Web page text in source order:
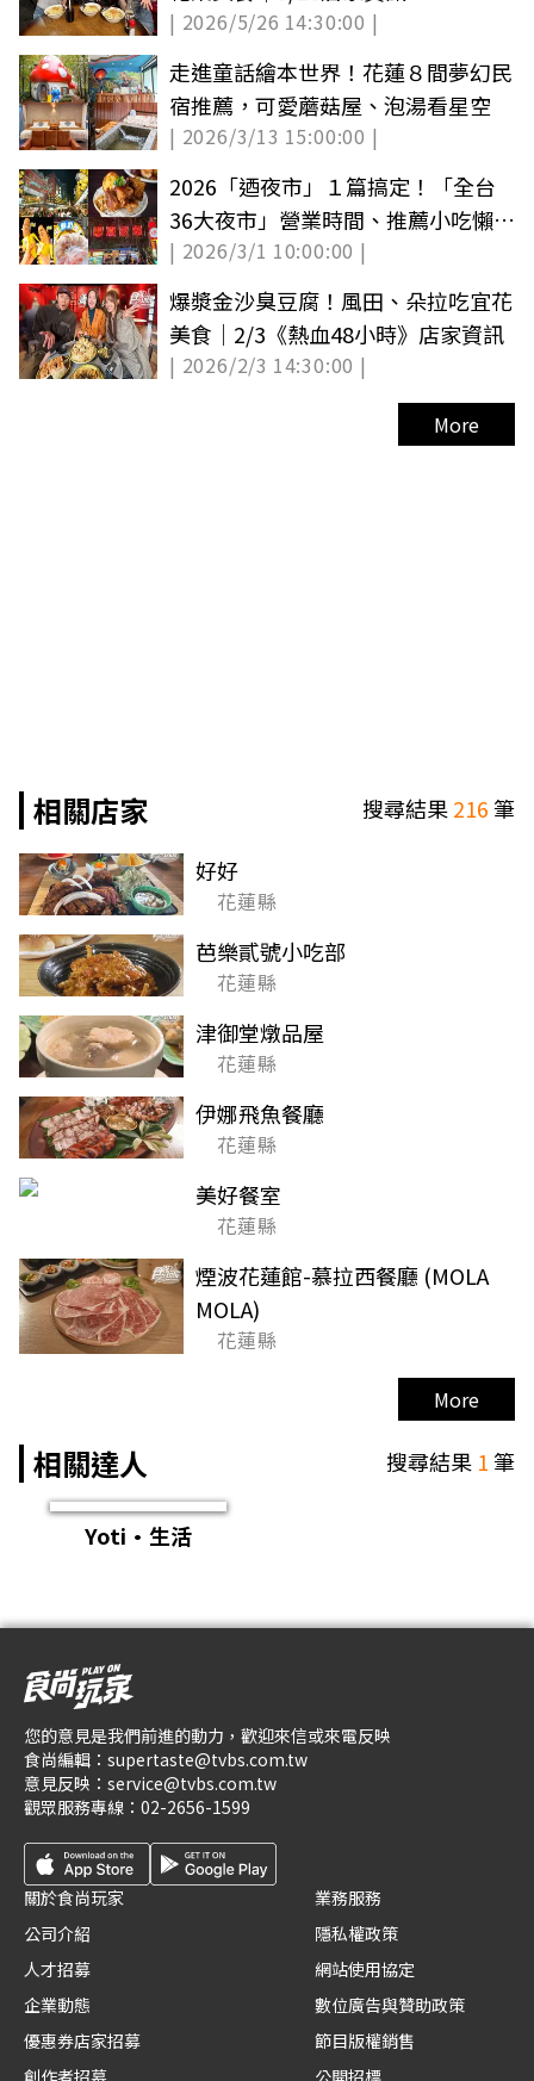
| 2026/5/26 14:30:00 |
走進童話繪本世界！花蓮８間夢幻民
宿推薦，可愛蘑菇屋、泡湯看星空
| 2026/3/13 15:00:00 |
2026「迺夜市」１篇搞定！「全台
36大夜市」營業時間、推薦小吃懶人
包
| 2026/3/1 10:00:00 |
爆漿金沙臭豆腐！風田、朵拉吃宜花
美食｜2/3《熱血48小時》店家資訊
| 2026/2/3 14:30:00 |
More
相關店家 搜尋結果216筆
好好
花蓮縣
芭樂貳號小吃部
花蓮縣
津御堂燉品屋
花蓮縣
伊娜飛魚餐廳
花蓮縣
美好餐室
花蓮縣
煙波花蓮館-慕拉西餐廳 (MOLA
MOLA)
花蓮縣
More
相關達人 搜尋結果 1筆
Yoti·生活
您的意見是我們前進的動力，歡迎來信或來電反映
食尚編輯： supertaste@tvbs.com.tw
意見反映： service@tvbs.com.tw
觀眾服務專線： 02-2656-1599
關於食尚玩家
公司介紹
人才招募
企業動態
優惠券店家招募
創作者招募
業務服務
隱私權政策
網站使用協定
數位廣告與贊助政策
節目版權銷售
公開招標